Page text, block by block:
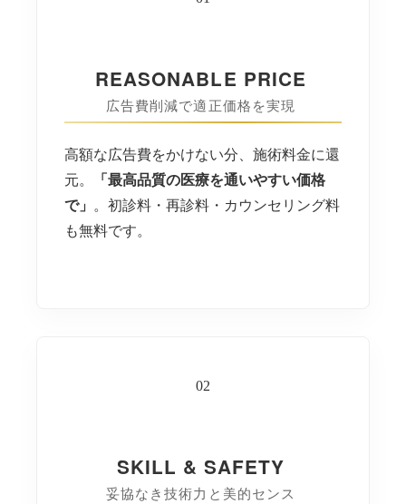
REASONABLE PRICE
広告費削減で適正価格を実現
高額な広告費をかけない分、施術料金に還
元。
「最高品質の医療を通いやすい価格
で」 。初診料・再診料・カウンセリング料
も無料です。
02
SKILL & SAFETY
妥協なき技術力と美的センス